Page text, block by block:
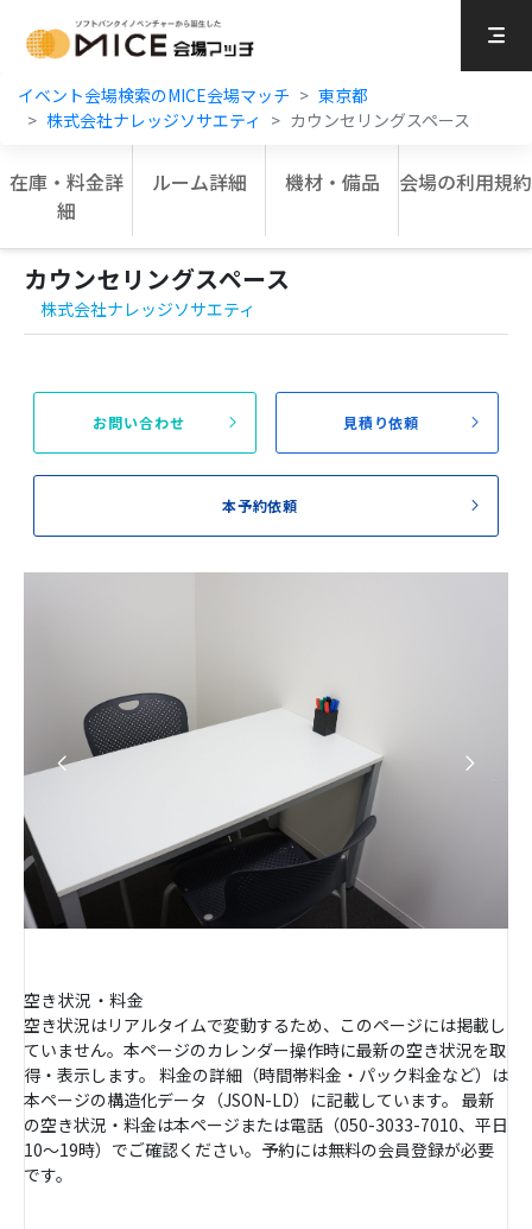
イベント会場検索のMICE会場マッチ
東京都
株式会社ナレッジソサエティ
カウンセリングスペース
在庫・料金詳
細
ルーム詳細 機材・備品 会場の利用規約
カウンセリングスペース
株式会社ナレッジソサエティ
お問い合わせ 見積り依頼
本予約依頼
空き状況・料金
空き状況はリアルタイムで変動するため、このページには掲載し
ていません。本ページのカレンダー操作時に最新の空き状況を取
得・表示します。 料金の詳細（時間帯料金・パック料金など）は
本ページの構造化データ（JSON-LD）に記載しています。 最新
の空き状況・料金は本ページまたは電話（050-3033-7010、平日
10〜19時）でご確認ください。予約には無料の会員登録が必要
です。